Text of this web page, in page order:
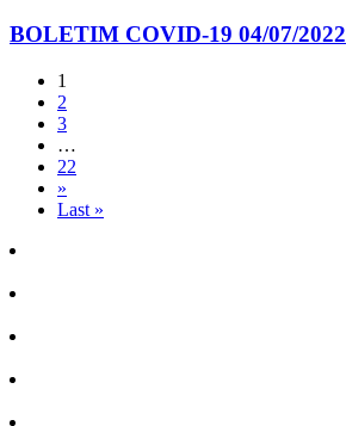
BOLETIM COVID-19 04/07/2022
1
2
3
…
22
»
Last »